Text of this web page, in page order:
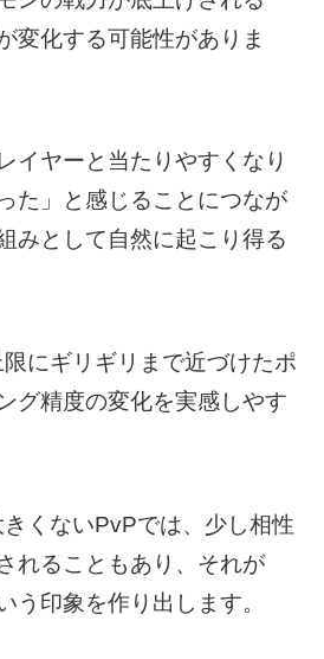
変化する可能性がありま
イヤーと当たりやすくなり
た」と感じることにつなが
みとして自然に起こり得る
にギリギリまで近づけたポ
グ精度の変化を実感しやす
くないPvPでは、少し相性
れることもあり、それが
う印象を作り出します。